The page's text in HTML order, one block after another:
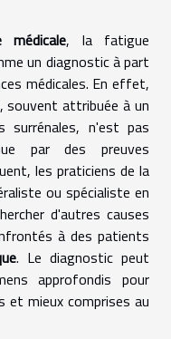
médicale, la fatigue
un diagnostic à part
médicales. En effet,
souvent attribuée à un
surrénales, n'est pas
par des preuves
les praticiens de la
ou spécialiste en
d'autres causes
à des patients
. Le diagnostic peut
approfondis pour
et mieux comprises au